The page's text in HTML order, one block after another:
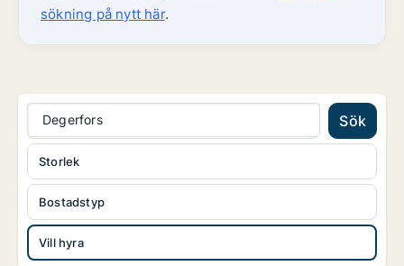
sökning på nytt här.
Degerfors Sök
Bostadstyp
Vill hyra
Storlek